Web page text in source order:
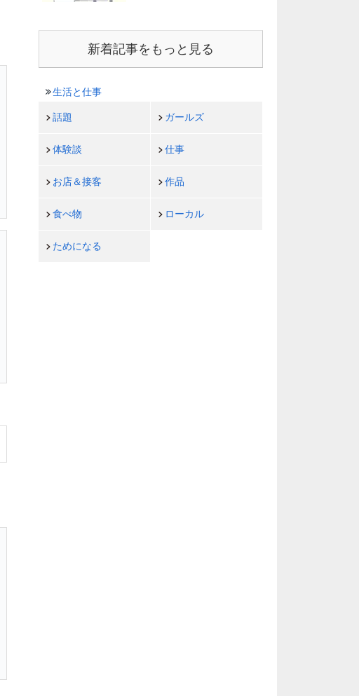
新着記事をもっと見る
生活と仕事
話題 ガールズ
体験談 仕事
お店＆接客 作品
食べ物 ローカル
ためになる